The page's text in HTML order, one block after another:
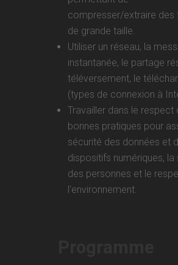
compresser/extraire des
de grande taille.
Utiliser un réseau, la
instantanée, le partage
téléversement, le
(types de connexion à
Travailler dans le respect
bonnes pratiques pour
sécurité des données et
dispositifs numériques, la
des personnes et le
l'environnement.